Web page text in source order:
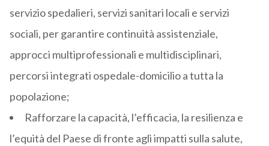
servizio spedalieri, servizi sanitari locali e servizi
sociali, per garantire continuità assistenziale,
approcci multiprofessionali e multidisciplinari,
percorsi integrati ospedale-domicilio a tutta la
popolazione;
Rafforzare la capacità, l’efficacia, la resilienza e
l’equità del Paese di fronte agli impatti sulla salute,